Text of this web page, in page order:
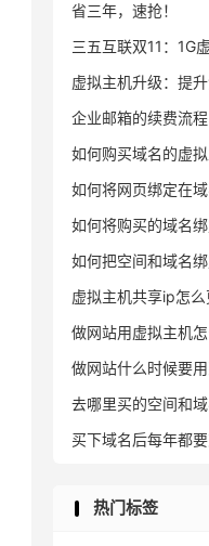
省三年，速抢！
三五互联双11：1G
虚拟主机升级：提
企业邮箱的续费流程
如何购买域名的虚
如何将网页绑定在
如何将购买的域名
如何把空间和域名
虚拟主机共享ip怎
做网站用虚拟主机
做网站什么时候要
去哪里买的空间和
买下域名后每年都
热门标签